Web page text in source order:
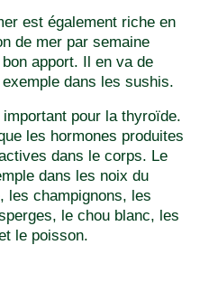
est également riche en
de mer par semaine
apport. Il en va de
dans les sushis.
pour la thyroïde.
les hormones produites
dans le corps. Le
dans les noix du
les champignons, les
le chou blanc, les
le poisson.